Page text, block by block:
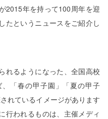
2015年を持って100周年を迎
たというニュースをご紹介し
れるようになった、全国高校
「春の甲子園」「夏の甲子
れているイメージがあります
行われるものは、主催メディ